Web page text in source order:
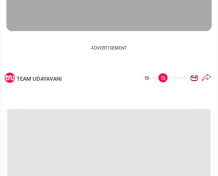
ADVERTISEMENT
TEAM UDAYAVANI ಅ ಅ